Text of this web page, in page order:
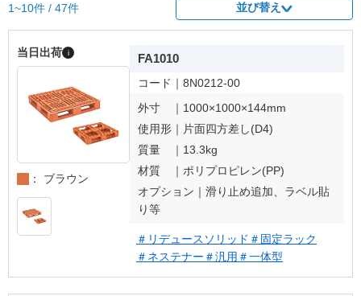
1~10件 / 47件 並び替え
当日出荷 i
： ブラウン
FA1010
コード｜ 8N0212-00
外寸 ｜ 1000×1000×144mm
使用形｜ 片面四方差し(D4)
質量 ｜ 13.3kg
材質 ｜ ポリプロピレン(PP)
オプション｜ 滑り止め追加、ラベル貼
り等
＃リデュースソリッド ＃固定ラック
＃ネステナー ＃汎用 ＃一体型